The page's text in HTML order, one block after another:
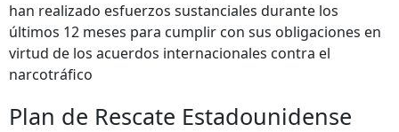
han realizado esfuerzos sustanciales durante los
últimos 12 meses para cumplir con sus obligaciones en
virtud de los acuerdos internacionales contra el
narcotráfico
Plan de Rescate Estadounidense